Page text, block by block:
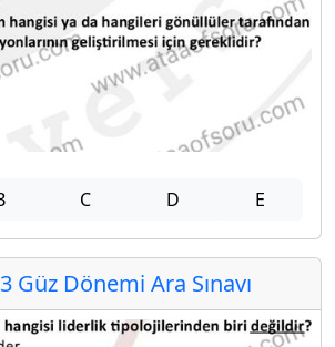
C D E
Güz Dönemi Ara Sınavı